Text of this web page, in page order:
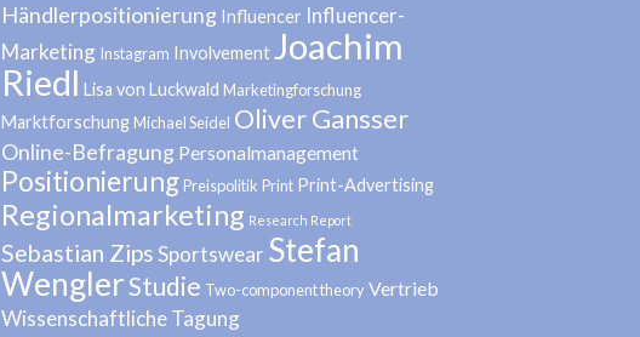
Händlerpositionierung Influencer Influencer-
Marketing Instagram InvolvementJoachim
Riedl Lisa von Luckwald Marketingforschung
Marktforschung Michael Seidel Oliver Gansser
Online-Befragung Personalmanagement
Positionierung Preispolitik Print Print-Advertising
Regionalmarketing Research Report
Sebastian ZipsSportswear Stefan
WenglerStudie Two-component theory Vertrieb
Wissenschaftliche Tagung